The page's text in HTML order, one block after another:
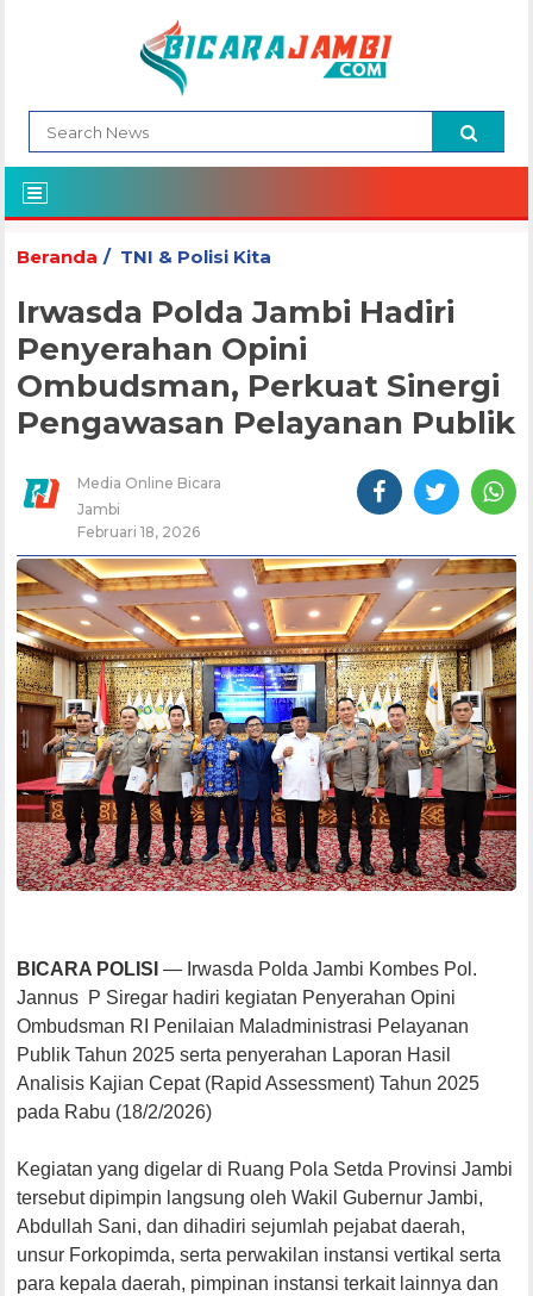
Beranda TNI & Polisi Kita
Irwasda Polda Jambi Hadiri
Penyerahan Opini
Ombudsman, Perkuat Sinergi
Pengawasan Pelayanan Publik
Media Online Bicara
Jambi
Februari 18, 2026
BICARA POLISI — Irwasda Polda Jambi Kombes Pol.
Jannus P Siregar hadiri kegiatan Penyerahan Opini
Ombudsman RI Penilaian Maladministrasi Pelayanan
Publik Tahun 2025 serta penyerahan Laporan Hasil
Analisis Kajian Cepat (Rapid Assessment) Tahun 2025
pada Rabu (18/2/2026)
Kegiatan yang digelar di Ruang Pola Setda Provinsi Jambi
tersebut dipimpin langsung oleh Wakil Gubernur Jambi,
Abdullah Sani, dan dihadiri sejumlah pejabat daerah,
unsur Forkopimda, serta perwakilan instansi vertikal serta
para kepala daerah, pimpinan instansi terkait lainnya dan